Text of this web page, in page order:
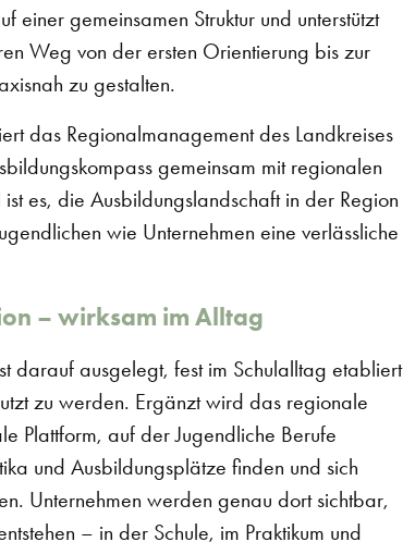
einer gemeinsamen Struktur und unterstützt
Weg von der ersten Orientierung bis zur
zu gestalten.
das Regionalmanagement des Landkreises
gemeinsam mit regionalen
es, die Ausbildungslandschaft in der Region
wie Unternehmen eine verlässliche
– wirksam im Alltag
darauf ausgelegt, fest im Schulalltag etabliert
zu werden. Ergänzt wird das regionale
Plattform, auf der Jugendliche Berufe
und Ausbildungsplätze finden und sich
Unternehmen werden genau dort sichtbar,
– in der Schule, im Praktikum und